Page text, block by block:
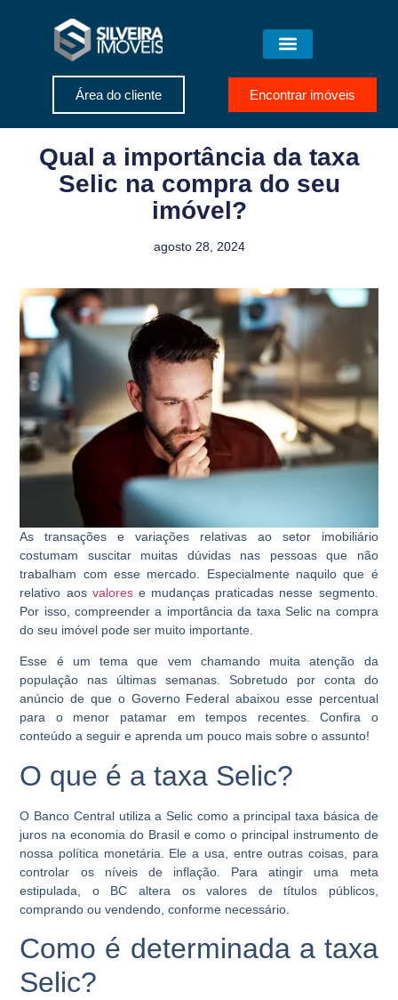
Área do cliente Encontrar imóveis
Qual a importância da taxa
Selic na compra do seu
imóvel?
agosto 28, 2024
As transações e variações relativas ao setor imobiliário
costumam suscitar muitas dúvidas nas pessoas que não
trabalham com esse mercado. Especialmente naquilo que é
relativo aos valorese mudanças praticadas nesse segmento.
Por isso, compreender a importância da taxa Selicna compra
do seu imóvel pode ser muito importante.
Esse é um tema que vem chamando muita atenção da
população nas últimas semanas. Sobretudo por conta do
anúncio de que o Governo Federal abaixou esse percentual
para o menor patamar em tempos recentes. Confira o
conteúdo a seguir e aprenda um pouco mais sobre o assunto!
O que é a taxa Selic?
O Banco Central utiliza a Selic como a principal taxa básica de
juros na economia do Brasil e como o principal instrumento de
nossa política monetária. Ele a usa, entre outras coisas, para
controlar os níveis de inflação. Para atingir uma meta
estipulada, o BC altera os valores de títulos públicos,
comprando ou vendendo, conforme necessário.
Como é determinada a taxa
Selic?